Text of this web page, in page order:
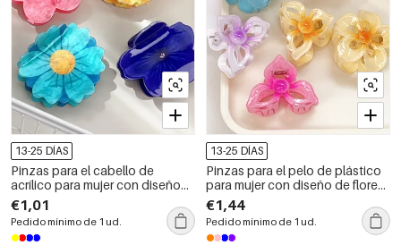
13-25 DÍAS
Pinzas para el cabello de
acrílico para mujer con diseño
de flores elegantes de serie
simple
€1,01
Pedido mínimo de 1 ud.
13-25 DÍAS
Pinzas para el pelo de plástico
para mujer con diseño de flores
dulces de la serie Simple
€1,44
Pedido mínimo de 1 ud.